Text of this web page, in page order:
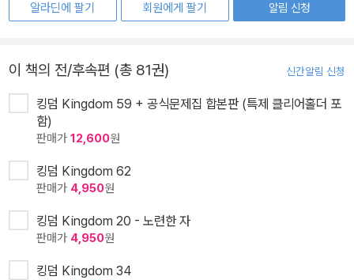
알라딘에 팔기
회원에게 팔기
알림 신청
이 책의 전/후속편 (총 81권) 신간알림 신청
킹덤 Kingdom 59 + 공식문제집 합본판 (특제 클리어홀더 포
함)
판매가 12,600원
킹덤 Kingdom 62
판매가 4,950원
킹덤 Kingdom 20 - 노련한 자
판매가 4,950원
킹덤 Kingdom 34